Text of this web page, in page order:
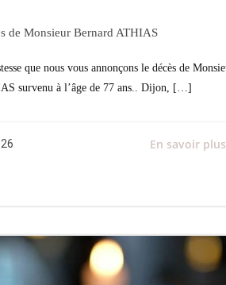
de Monsieur Bernard ATHIAS
que nous vous annonçons le décès de
survenu à l’âge de 77 ans.. Dijon, […]
En savoir plus